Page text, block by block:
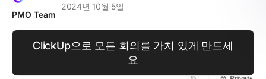
PMO Team
2024년 10월 5일
ClickUp으로 모든 회의를 가치 있게 만드세
요